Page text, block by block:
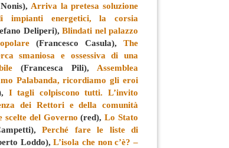
Arriva la pretesa soluzione
impianti energetici, la corsia
Deliperi),Blindati nel palazzo
(Francesco Casula),The
smaniosa e ossessiva di una
(Francesca Pili), Assemblea
Palabanda, ricordiamo gli eroi
I tagli colpiscono tutti. L’invito
dei Rettori e della comunità
scelte del Governo (red),Lo Stato
Perché fare le liste di
Loddo),L’isola che non c’è? –